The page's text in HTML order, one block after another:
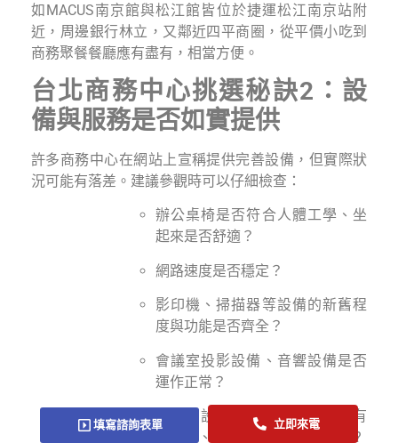
立即來電
如MACUS南京館與松江館皆位於捷運松江南京站附
近，周邊銀行林立，又鄰近四平商圈，從平價小吃到
商務聚餐餐廳應有盡有，相當方便。
台北商務中心挑選秘訣2：設
備與服務是否如實提供
許多商務中心在網站上宣稱提供完善設備，但實際狀
況可能有落差。建議參觀時可以仔細檢查：
辦公桌椅是否符合人體工學、坐
起來是否舒適？
網路速度是否穩定？
影印機、掃描器等設備的新舊程
度與功能是否齊全？
會議室投影設備、音響設備是否
運作正常？
茶水間設施是否完善（如：配有
咖啡機、冰箱、微波爐等家電）?
填寫諮詢表單